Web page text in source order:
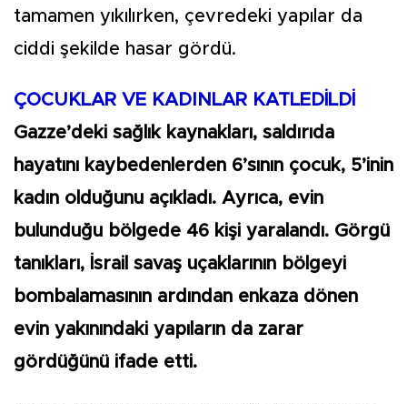
tamamen yıkılırken, çevredeki yapılar da
ciddi şekilde hasar gördü.
ÇOCUKLAR VE KADINLAR KATLEDİLDİ
Gazze’deki sağlık kaynakları, saldırıda
hayatını kaybedenlerden 6’sının çocuk, 5’inin
kadın olduğunu açıkladı. Ayrıca, evin
bulunduğu bölgede 46 kişi yaralandı. Görgü
tanıkları, İsrail savaş uçaklarının bölgeyi
bombalamasının ardından enkaza dönen
evin yakınındaki yapıların da zarar
gördüğünü ifade etti.